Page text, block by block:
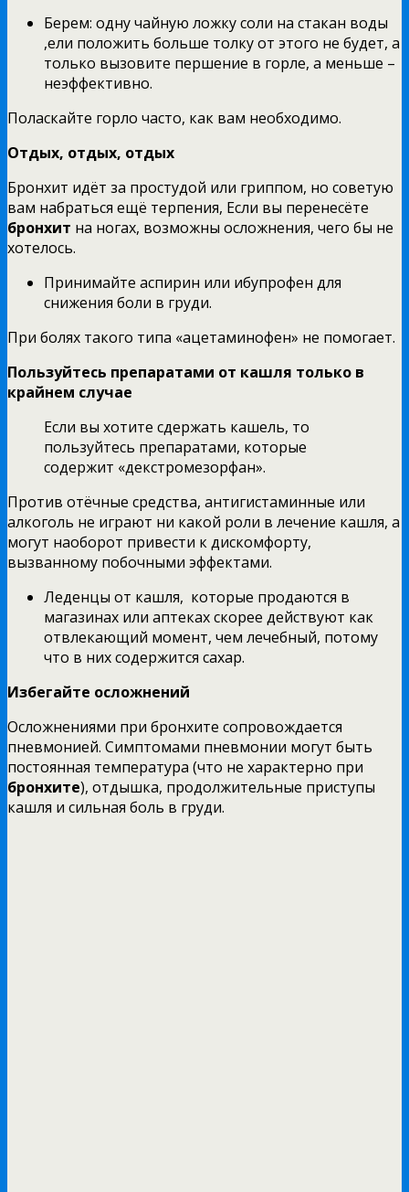
Берем: одну чайную ложку соли на стакан воды
,ели положить больше толку от этого не будет, а
только вызовите першение в горле, а меньше –
неэффективно.
Поласкайте горло часто, как вам необходимо.
Отдых, отдых, отдых
Бронхит идёт за простудой или гриппом, но советую
вам набраться ещё терпения, Если вы перенесёте
бронхит на ногах, возможны осложнения, чего бы не
хотелось.
Принимайте аспирин или ибупрофен для
снижения боли в груди.
При болях такого типа «ацетаминофен» не помогает.
Пользуйтесь препаратами от кашля только в
крайнем случае
Если вы хотите сдержать кашель, то
пользуйтесь препаратами, которые
содержит «декстромезорфан».
Против отёчные средства, антигистаминные или
алкоголь не играют ни какой роли в лечение кашля, а
могут наоборот привести к дискомфорту,
вызванному побочными эффектами.
Леденцы от кашля, которые продаются в
магазинах или аптеках скорее действуют как
отвлекающий момент, чем лечебный, потому
что в них содержится сахар.
Избегайте осложнений
Осложнениями при бронхите сопровождается
пневмонией. Симптомами пневмонии могут быть
постоянная температура (что не характерно при
бронхите), отдышка, продолжительные приступы
кашля и сильная боль в груди.